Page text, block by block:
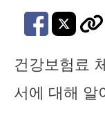
건강보험료
서에 대해 알